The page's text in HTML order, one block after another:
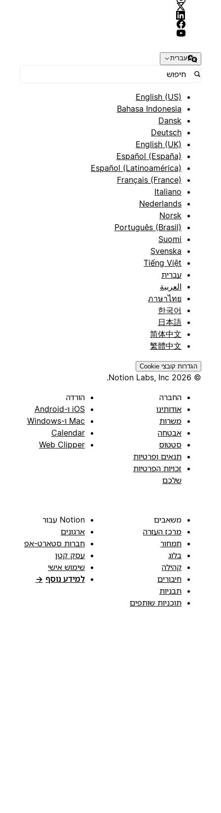
עברית
English (US)
Bahasa Indonesia
Dansk
Deutsch
English (UK)
Español (España)
Español (Latinoamérica)
Français (France)
Italiano
Nederlands
Norsk
Português (Brasil)
Suomi
Svenska
Tiếng Việt
עברית
العربية
ภาษาไทย
한국어
日本語
简体中文
繁體中文
הגדרות קובצי Cookie
החברה
אודותינו
משרות
אבטחה
סטטוס
תנאים ופרטיות
זכויות הפרטיות
שלכם
הורדה
iOS ו-Android
Mac ו-Windows
Calendar
Web Clipper
משאבים
מרכז העזרה
תמחור
בלוג
קהילה
חיבורים
תבניות
תוכניות שותפים
Notion עבור
ארגונים
חברות סטארט-אפ
עסק קטן
שימוש אישי
למידע נוסף →